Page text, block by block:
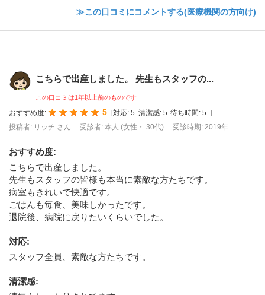
≫この口コミにコメントする(医療機関の方向け)
こちらで出産しました。 先生もスタッフの...
この口コミは1年以上前のものです
おすすめ度: 5 対応: 5 清潔感: 5 待ち時間: 5
投稿者: リッチ さん
受診者: 本人 (女性・ 30代) 受診時期: 2019年
おすすめ度:
こちらで出産しました。
先生もスタッフの皆様も本当に素敵な方たちです。
病室もきれいで快適です。
ごはんも毎食、美味しかったです。
退院後、病院に戻りたいくらいでした。
対応:
スタッフ全員、素敵な方たちです。
清潔感: